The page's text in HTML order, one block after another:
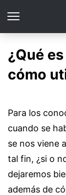
¿Qué
cómo
Para los
cuando se
se nos viene
tal fin, ¿si o
dejaremos
además de